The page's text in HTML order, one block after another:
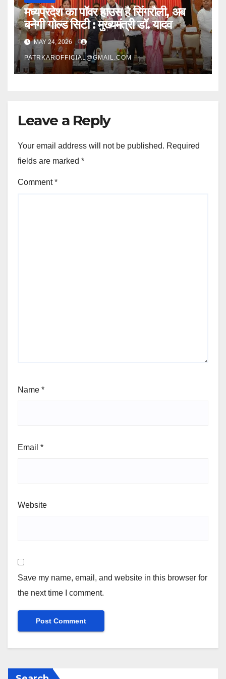
मध्यप्रदेश का पॉवर हाउस है सिंगरौली, अब
बनेगी गोल्ड सिटी : मुख्यमंत्री डॉ. यादव
MAY 24, 2026
PATRKAROFFICIAL@GMAIL.COM
Leave a Reply
Your email address will not be published. Required
fields are marked *
Comment*
Name *
Email *
Website
Save my name, email, and website in this browser for
the next time I comment.